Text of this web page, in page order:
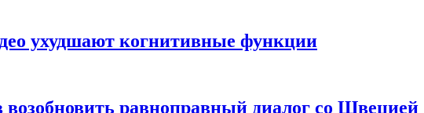
ухудшают когнитивные функции
равноправный диалог со Швецией